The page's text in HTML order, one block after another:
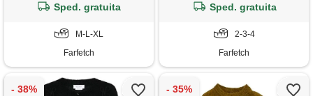
Sped. gratuita
M-L-XL
Farfetch
Sped. gratuita
2-3-4
Farfetch